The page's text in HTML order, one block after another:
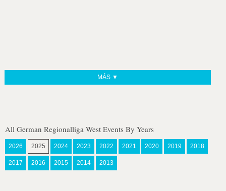
MÁS ▼
All German Regionalliga West Events By Years
2026 2025 2024 2023 2022 2021 2020 2019 2018
2017 2016 2015 2014 2013